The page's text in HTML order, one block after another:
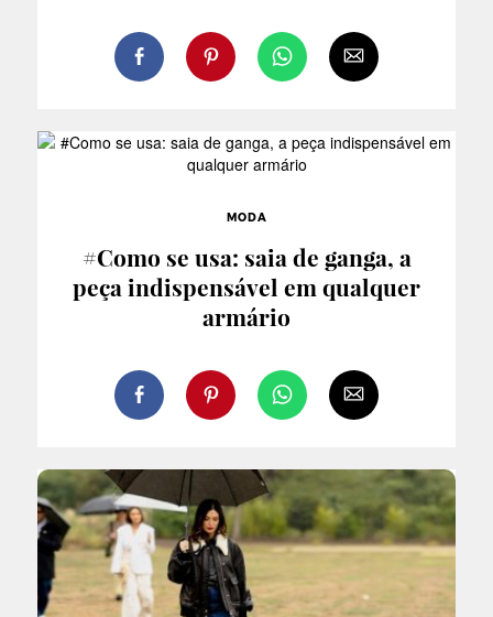
MODA
#Como se usa: saia de ganga, a
peça indispensável em qualquer
armário